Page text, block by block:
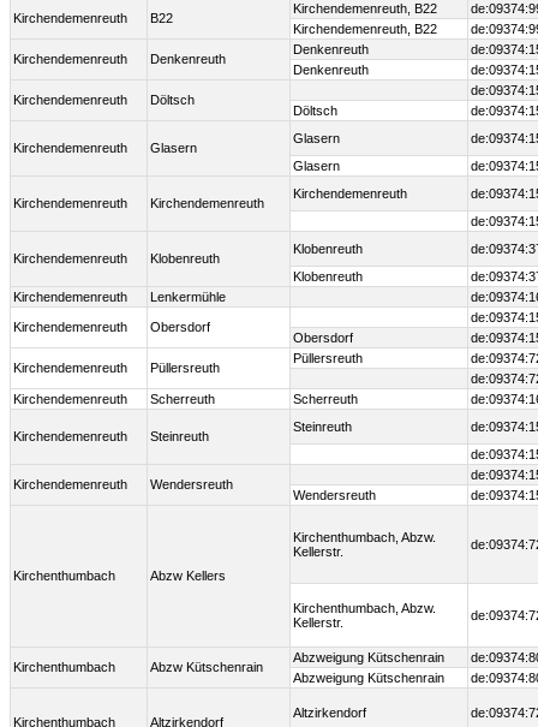
Kirchendemenreuth B22
Kirchendemenreuth, B22
Kirchendemenreuth, B22
Kirchendemenreuth Denkenreuth
Denkenreuth
Denkenreuth
Kirchendemenreuth Döltsch
Döltsch
Kirchendemenreuth Glasern
Glasern
Glasern
Kirchendemenreuth Kirchendemenreuth
Kirchendemenreuth
Kirchendemenreuth Klobenreuth
Klobenreuth
Klobenreuth
Kirchendemenreuth
Lenkermühle
Kirchendemenreuth Obersdorf
Obersdorf
Kirchendemenreuth Püllersreuth
Püllersreuth
Kirchendemenreuth
Scherreuth Scherreuth
Kirchendemenreuth Steinreuth
Steinreuth
Kirchendemenreuth Wendersreuth
Wendersreuth
Kirchenthumbach Abzw Kellers
Kirchenthumbach, Abzw.
Kellerstr.
Kirchenthumbach, Abzw.
Kellerstr.
Kirchenthumbach Abzw Kütschenrain
Abzweigung Kütschenrain
Abzweigung Kütschenrain
Kirchenthumbach Altzirkendorf
Altzirkendorf